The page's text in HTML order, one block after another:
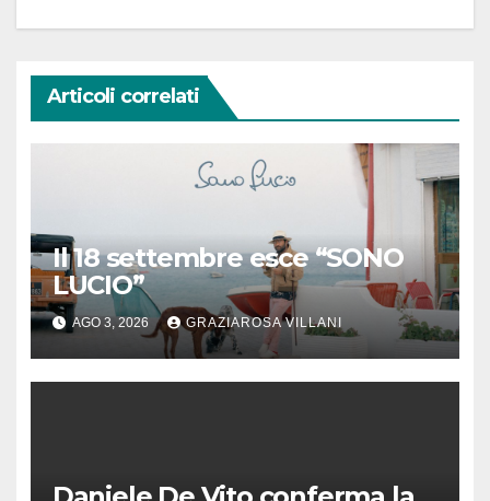
Articoli correlati
Il 18 settembre esce “SONO
LUCIO”
AGO 3, 2026 GRAZIAROSA VILLANI